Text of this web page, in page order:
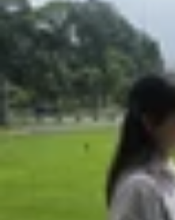
iPhone nào bị lỗi
hợp những mẫu
nhất hiện nay
Hồng Huệ
02/02/2026
28/05/2026
Theo dõi XTMobile trên